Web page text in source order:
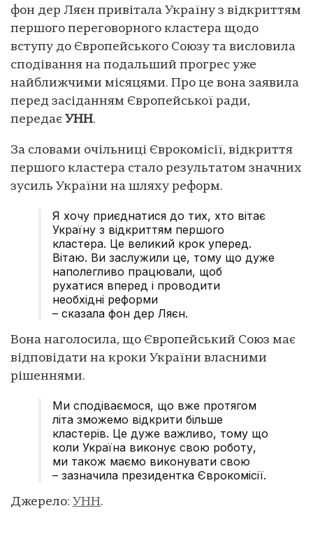
фон дер Ляєн привітала Україну з відкриттям
першого переговорного кластера щодо
вступу до Європейського Союзу та висловила
сподівання на подальший прогрес уже
найближчими місяцями. Про це вона заявила
перед засіданням Європейської ради,
передає УНН.
За словами очільниці Єврокомісії, відкриття
першого кластера стало результатом значних
зусиль України на шляху реформ.
Я хочу приєднатися до тих, хто вітає
Україну з відкриттям першого
кластера. Це великий крок уперед.
Вітаю. Ви заслужили це, тому що дуже
наполегливо працювали, щоб
рухатися вперед і проводити
необхідні реформи
– сказала фон дер Ляєн.
Вона наголосила, що Європейський Союз має
відповідати на кроки України власними
рішеннями.
Ми сподіваємося, що вже протягом
літа зможемо відкрити більше
кластерів. Це дуже важливо, тому що
коли Україна виконує свою роботу,
ми також маємо виконувати свою
– зазначила президентка Єврокомісії.
Джерело: УНН.